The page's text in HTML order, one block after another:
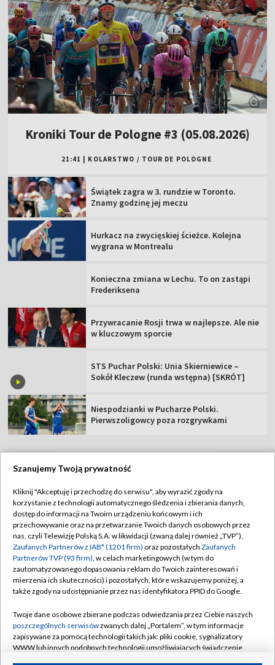
Kroniki Tour de Pologne #3 (05.08.2026)
21:41 KOLARSTWO / TOUR DE POLOGNE
Świątek zagra w 3. rundzie w Toronto.
Znamy godzinę jej meczu
Hurkacz na zwycięskiej ścieżce. Kolejna
wygrana w Montrealu
Konieczna zmiana w Lechu. To on zastąpi
Frederiksena
Przywracanie Rosji trwa w najlepsze. Ale nie
w kluczowym sporcie
STS Puchar Polski: Unia Skierniewice –
Sokół Kleczew (runda wstępna) [SKRÓT]
Niespodzianki w Pucharze Polski.
Pierwszoligowcy poza rozgrywkami
TVP
Abonament TVP
Sklep TVP
Biuro Reklamy
Oferta Handlowa
Telegazeta ogłoszenia
Rada Programowa
Ogłoszenia przetargowe
Regulamin TVP
Polityka prywatności
Moje zgody
Biuro reklamy
Kontakt
Kanały
©2026 Telewizja Polska Spółka Akcyjna w likwidacji
Szanujemy Twoją prywatność
Kliknij "Akceptuję i przechodzę do serwisu", aby wyrazić zgody na
korzystanie z technologii automatycznego śledzenia i zbierania danych,
dostęp do informacji na Twoim urządzeniu końcowym i ich
przechowywanie oraz na przetwarzanie Twoich danych osobowych przez
nas, czyli Telewizję Polską S.A. w likwidacji (zwaną dalej również „TVP”),
Zaufanych Partnerów z IAB* (1201 firm) oraz pozostałych Zaufanych
Partnerów TVP (93 firm), w celach marketingowych (w tym do
zautomatyzowanego dopasowania reklam do Twoich zainteresowań i
mierzenia ich skuteczności) i pozostałych, które wskazujemy poniżej, a
także zgody na udostępnianie przez nas identyfikatora PPID do Google.
Twoje dane osobowe zbierane podczas odwiedzania przez Ciebie naszych
poszczególnych serwisówzwanych dalej „Portalem”, w tym informacje
zapisywane za pomocą technologii takich jak: pliki cookie, sygnalizatory
WWW lub innych podobnych technologii umożliwiających świadczenie